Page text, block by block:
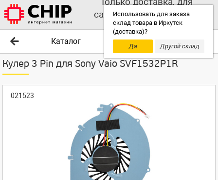
Использовать для заказа
склад товара в Иркутск
(доставка)?
Да
Другой склад
самовывоза выбирайте
другой склад!
Каталог
Кулер 3 Pin для Sony Vaio SVF1532P1R
021523